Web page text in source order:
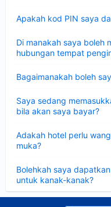
Apakah kod PIN saya
Di manakah saya boleh
hubungan tempat
Bagaimanakah boleh
Saya sedang
bila akan saya bayar?
Adakah hotel perlu
muka?
Bolehkah saya
untuk kanak-kanak?